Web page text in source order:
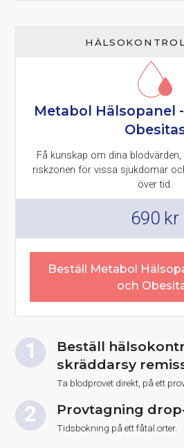
Metabol Hälsopanel
Få kunskap om dina
riskzonen för vissa sjukdomar
över tid.
690 kr
Beställ Metabol
och
Beställ
skräddarsy
Ta blodprovet direkt, på ett
Provtagning
Tidsbokning på ett fåtal orter.